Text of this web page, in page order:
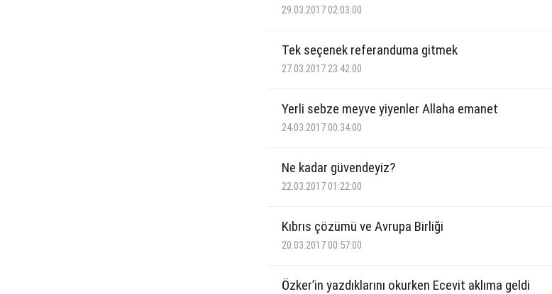
29.03.2017 02:03:00
Tek seçenek referanduma gitmek
27.03.2017 23:42:00
Yerli sebze meyve yiyenler Allaha emanet
24.03.2017 00:34:00
Ne kadar güvendeyiz?
22.03.2017 01:22:00
Kıbrıs çözümü ve Avrupa Birliği
20.03.2017 00:57:00
Özker’in yazdıklarını okurken Ecevit aklıma geldi